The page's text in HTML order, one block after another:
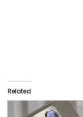
Related